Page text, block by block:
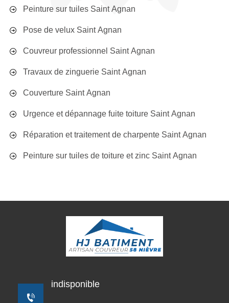
Peinture sur tuiles Saint Agnan
Pose de velux Saint Agnan
Couvreur professionnel Saint Agnan
Travaux de zinguerie Saint Agnan
Couverture Saint Agnan
Urgence et dépannage fuite toiture Saint Agnan
Réparation et traitement de charpente Saint Agnan
Peinture sur tuiles de toiture et zinc Saint Agnan
indisponible